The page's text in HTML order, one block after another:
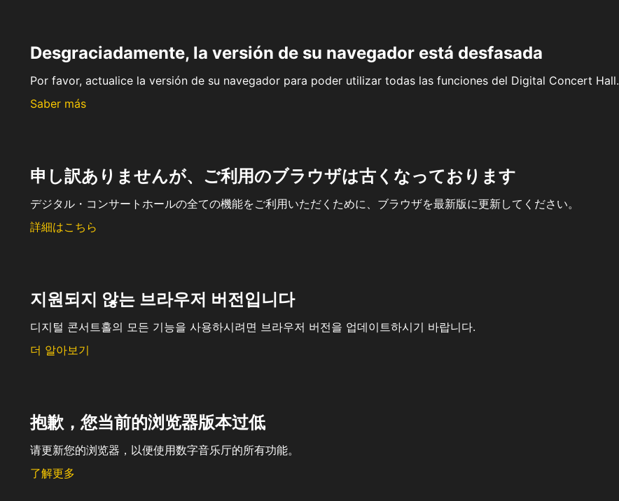
Desgraciadamente, la versión de su navegador está desfasada
Por favor, actualice la versión de su navegador para poder utilizar todas las funciones del Digital Concert Hall.
Saber más
申し訳ありませんが、ご利用のブラウザは古くなっております
デジタル・コンサートホールの全ての機能をご利用いただくために、ブラウザを最新版に更新してください。
詳細はこちら
지원되지 않는 브라우저 버전입니다
디지털 콘서트홀의 모든 기능을 사용하시려면 브라우저 버전을 업데이트하시기 바랍니다.
더 알아보기
抱歉，您当前的浏览器版本过低
请更新您的浏览器，以便使用数字音乐厅的所有功能。
了解更多